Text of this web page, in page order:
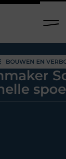
BOUWEN EN